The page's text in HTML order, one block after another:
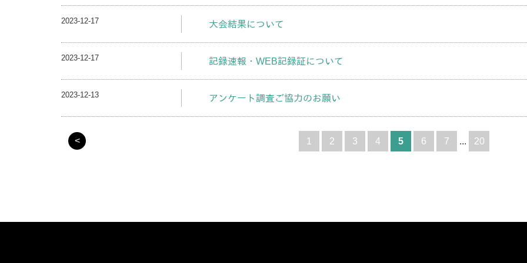
2023-12-17 大会結果について
2023-12-17 記録速報・WEB記録証について
2023-12-13 アンケート調査ご協力のお願い
< 1 2 3 4 5 6 7 ... 20